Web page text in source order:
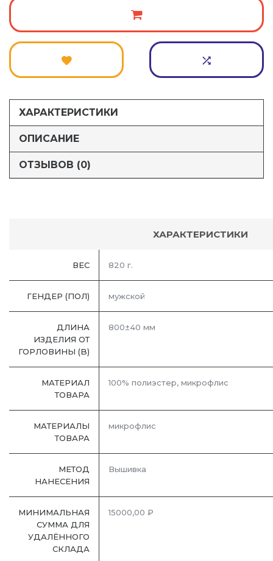
ХАРАКТЕРИСТИКИ
ОПИСАНИЕ
ОТЗЫВОВ (0)
ХАРАКТЕРИСТИКИ
ВЕС 820 г.
ГЕНДЕР (ПОЛ) мужской
ДЛИНА
ИЗДЕЛИЯ ОТ
ГОРЛОВИНЫ (B)
800±40 мм
МАТЕРИАЛ
ТОВАРА
100% полиэстер, микрофлис
МАТЕРИАЛЫ
ТОВАРА
микрофлис
МЕТОД
НАНЕСЕНИЯ
Вышивка
МИНИМАЛЬНАЯ
СУММА ДЛЯ
УДАЛЁННОГО
СКЛАДА
15000,00 ₽